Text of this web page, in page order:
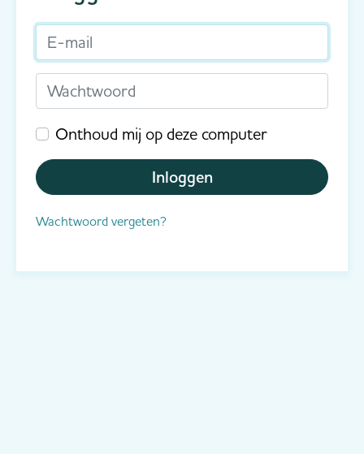
E-mail
Wachtwoord
Onthoud mij op deze computer
Inloggen
Wachtwoord vergeten?